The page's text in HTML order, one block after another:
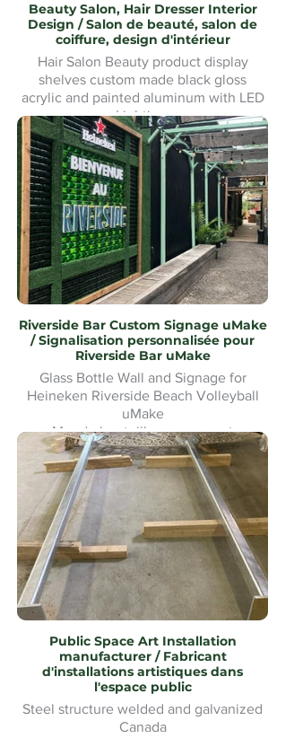
Beauty Salon, Hair Dresser Interior
Design / Salon de beauté, salon de
coiffure, design d'intérieur
Hair Salon Beauty product display
shelves custom made black gloss
acrylic and painted aluminum with LED
Lighting.
Présentoirs de produits de beauté pour
salon de coiffure fabriqués sur mesure
en acrylique noir brillant et aluminium
peint avec éclairage LED
Riverside Bar Custom Signage uMake
/ Signalisation personnalisée pour
Riverside Bar uMake
Glass Bottle Wall and Signage for
Heineken Riverside Beach Volleyball
uMake
Mur de bouteilles en verre et
signalétique pour le Heineken Riverside
Beach Volleyball
Public Space Art Installation
manufacturer / Fabricant
d'installations artistiques dans
l'espace public
Steel structure welded and galvanized
Canada